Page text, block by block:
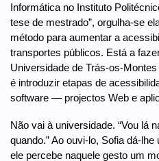
Informática no Instituto
tese de mestrado”, orgulha-se
método para aumentar a
transportes públicos. Está a
Universidade de Trás-os-
é introduzir etapas de
software — projectos Web e
Não vai à universidade. “Vou lá
quando.” Ao ouvi-lo, Sofia dá-
ele percebe naquele gesto um